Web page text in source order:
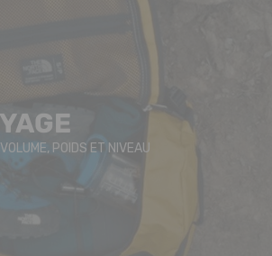
POIDS ET NIVEAU